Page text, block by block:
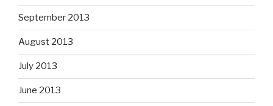
September 2013
August 2013
July 2013
June 2013